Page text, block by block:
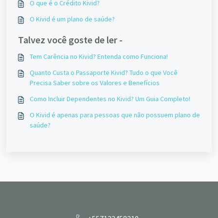
O que é o Crédito Kivid?
O Kivid é um plano de saúde?
Talvez você goste de ler -
Tem Carência no Kivid? Entenda como Funciona!
Quanto Custa o Passaporte Kivid? Tudo o que Você
Precisa Saber sobre os Valores e Benefícios
Como Incluir Dependentes no Kivid? Um Guia Completo!
O Kivid é apenas para pessoas que não possuem plano de
saúde?